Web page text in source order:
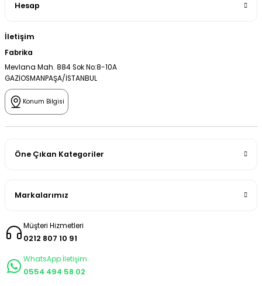
Hesap
İletişim
Fabrika
Mevlana Mah. 884 Sok No:8-10A
GAZİOSMANPAŞA/İSTANBUL
Konum Bilgisi
Öne Çıkan Kategoriler
Markalarımız
Müşteri Hizmetleri
0212 807 10 91
WhatsApp İletişim
0554 494 58 02